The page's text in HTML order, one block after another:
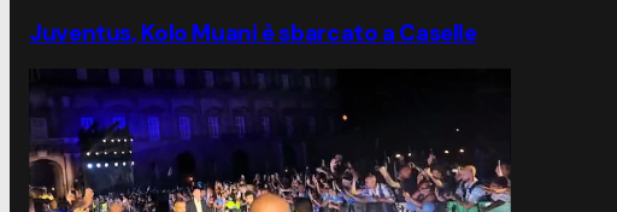
Juventus, Kolo Muani è sbarcato a Caselle